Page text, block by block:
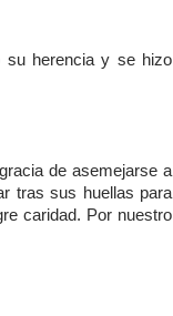
su herencia y se hizo
de asemejarse a
tras sus huellas para
caridad. Por nuestro